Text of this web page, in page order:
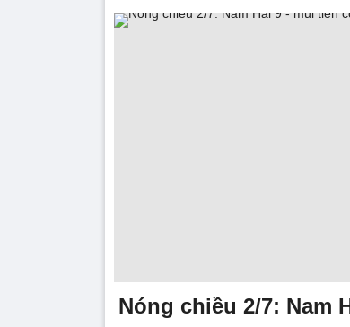
Nóng chiều 2/7: Nam